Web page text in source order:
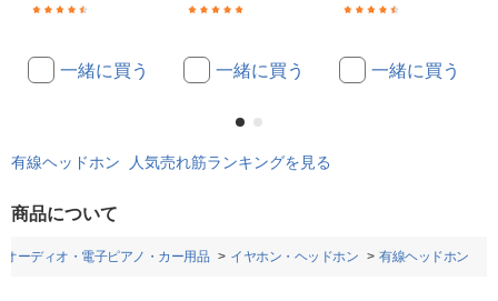
一緒に買う 一緒に買う 一緒に買う
有線ヘッドホン 人気売れ筋ランキングを見る
商品について
オーディオ・電子ピアノ・カー用品 イヤホン・ヘッドホン 有線ヘッドホン